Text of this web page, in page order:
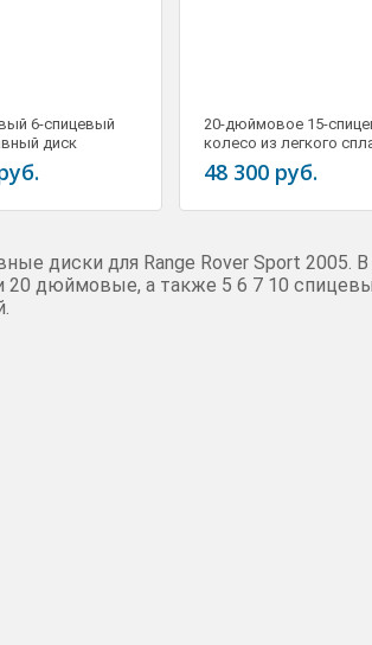
Читать далее
6-спицевый
диск
20-дюймовое 15-
колесо из легкого
20" x 9,5J LR008548
48 300 руб.
диски для Range Rover Sport
20 дюймовые, а также 5 6 7 10